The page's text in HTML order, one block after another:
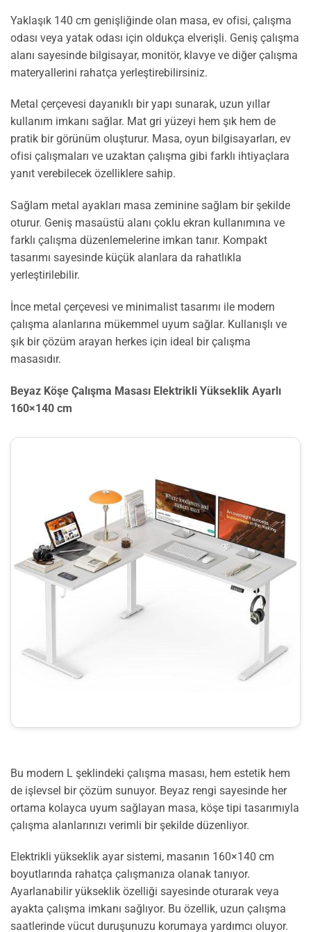
Yaklaşık 140 cm genişliğinde olan masa, ev ofisi, çalışma
odası veya yatak odası için oldukça elverişli. Geniş çalışma
alanı sayesinde bilgisayar, monitör, klavye ve diğer çalışma
materyallerini rahatça yerleştirebilirsiniz.
Metal çerçevesi dayanıklı bir yapı sunarak, uzun yıllar
kullanım imkanı sağlar. Mat gri yüzeyi hem şık hem de
pratik bir görünüm oluşturur. Masa, oyun bilgisayarları, ev
ofisi çalışmaları ve uzaktan çalışma gibi farklı ihtiyaçlara
yanıt verebilecek özelliklere sahip.
Sağlam metal ayakları masa zeminine sağlam bir şekilde
oturur. Geniş masaüstü alanı çoklu ekran kullanımına ve
farklı çalışma düzenlemelerine imkan tanır. Kompakt
tasarımı sayesinde küçük alanlara da rahatlıkla
yerleştirilebilir.
İnce metal çerçevesi ve minimalist tasarımı ile modern
çalışma alanlarına mükemmel uyum sağlar. Kullanışlı ve
şık bir çözüm arayan herkes için ideal bir çalışma
masasıdır.
Beyaz Köşe Çalışma Masası Elektrikli Yükseklik Ayarlı
160×140 cm
Bu modern L şeklindeki çalışma masası, hem estetik hem
de işlevsel bir çözüm sunuyor. Beyaz rengi sayesinde her
ortama kolayca uyum sağlayan masa, köşe tipi tasarımıyla
çalışma alanlarınızı verimli bir şekilde düzenliyor.
Elektrikli yükseklik ayar sistemi, masanın 160×140 cm
boyutlarında rahatça çalışmanıza olanak tanıyor.
Ayarlanabilir yükseklik özelliği sayesinde oturarak veya
ayakta çalışma imkanı sağlıyor. Bu özellik, uzun çalışma
saatlerinde vücut duruşunuzu korumaya yardımcı oluyor.